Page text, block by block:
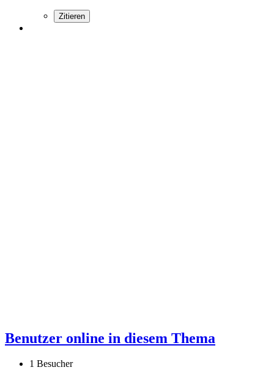
Zitieren
Benutzer online in diesem Thema
1 Besucher